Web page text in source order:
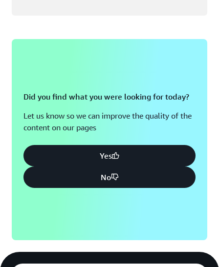
Did you find what you were looking for today?
Let us know so we can improve the quality of the
content on our pages
Yes
No